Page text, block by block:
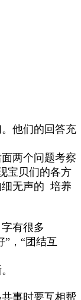
他们的回答充
两个问题考察
宝贝们的各方
细无声的 培养
有很多
”，“团结互
事时要互相帮